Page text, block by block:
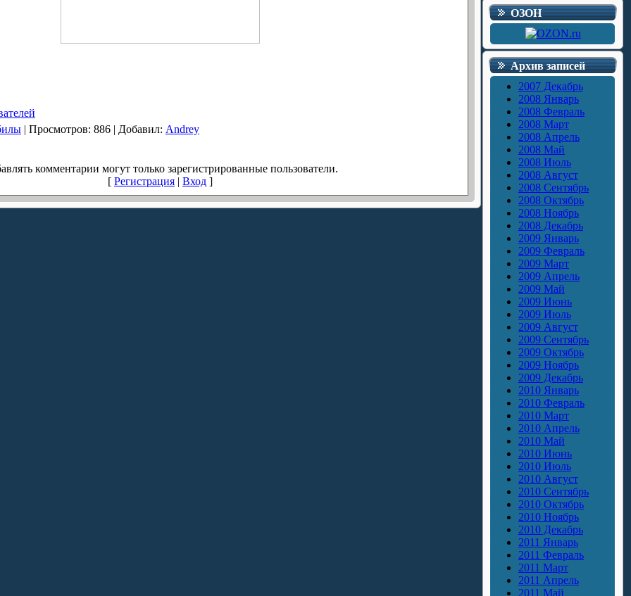
| Просмотров: 886 | Добавил: Andrey
комментарии могут только зарегистрированные пользователи.
[ Регистрация | Вход ]
ОЗОН
Архив записей
2007 Декабрь
2008 Январь
2008 Февраль
2008 Март
2008 Апрель
2008 Май
2008 Июль
2008 Август
2008 Сентябрь
2008 Октябрь
2008 Ноябрь
2008 Декабрь
2009 Январь
2009 Февраль
2009 Март
2009 Апрель
2009 Май
2009 Июнь
2009 Июль
2009 Август
2009 Сентябрь
2009 Октябрь
2009 Ноябрь
2009 Декабрь
2010 Январь
2010 Февраль
2010 Март
2010 Апрель
2010 Май
2010 Июнь
2010 Июль
2010 Август
2010 Сентябрь
2010 Октябрь
2010 Ноябрь
2010 Декабрь
2011 Январь
2011 Февраль
2011 Март
2011 Апрель
2011 Май